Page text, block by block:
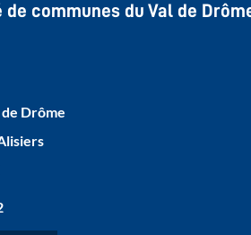
de communes du Val de
de Drôme